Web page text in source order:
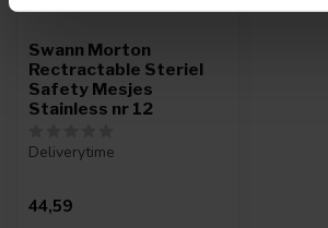
Swann Morton
Rectractable Steriel
Safety Mesjes
Stainless nr 12
Deliverytime
44,59